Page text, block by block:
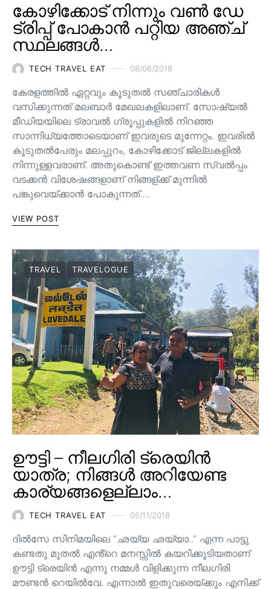
കോഴിക്കോട് നിന്നും വൺ ഡേ
ട്രിപ്പ് പോകാൻ പറ്റിയ അഞ്ച്
സ്ഥലങ്ങൾ…
TECH TRAVEL EAT 08/06/2018
കേരളത്തിൽ ഏറ്റവും കൂടുതൽ സഞ്ചാരികൾ
വസിക്കുന്നത് മലബാർ മേഖലകളിലാണ്. സോഷ്യൽ
മീഡിയയിലെ ട്രാവൽ ഗ്രൂപ്പുകളിൽ നിറഞ്ഞ
സാന്നിധ്യത്തോടെയാണ് ഇവരുടെ മുന്നേറ്റം. ഇവരിൽ
കൂടുതൽപേരും മലപ്പുറം, കോഴിക്കോട് ജില്ലകളിൽ
നിന്നുള്ളവരാണ്. അതുകൊണ്ട് ഇത്തവണ സ്വൽപ്പം
വടക്കൻ വിശേഷങ്ങളാണ് നിങ്ങള്ക്ക് മുന്നിൽ
പങ്കുവെയ്ക്കാൻ പോകുന്നത്.…
VIEW POST
TRAVEL TRAVELOGUE
ഊട്ടി – നീലഗിരി ട്രെയിൻ
യാത്ര; നിങ്ങൾ അറിയേണ്ട
കാര്യങ്ങളെല്ലാം…
TECH TRAVEL EAT 05/11/2018
ദിൽസേ സിനിമയിലെ “ഛയ്യ ഛയ്യാ..” എന്ന പാട്ടു
കണ്ടതു മുതൽ എൻ്റെ മനസ്സിൽ കയറിക്കൂടിയതാണ്
ഊട്ടി ട്രെയിൻ എന്നു നമ്മൾ വിളിക്കുന്ന നീലഗിരി
മൗണ്ടൻ റെയിൽവേ. എന്നാൽ ഇതുവരെയ്ക്കും എനിക്ക്